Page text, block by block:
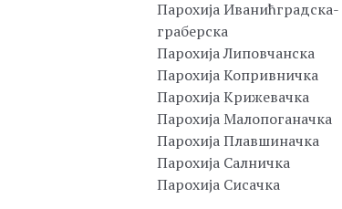
Парохија Иванићградска-
граберска
Парохија Липовчанска
Парохија Копривничка
Парохија Крижевачка
Парохија Малопоганачка
Парохија Плавшиначка
Парохија Салничка
Парохија Сисачка